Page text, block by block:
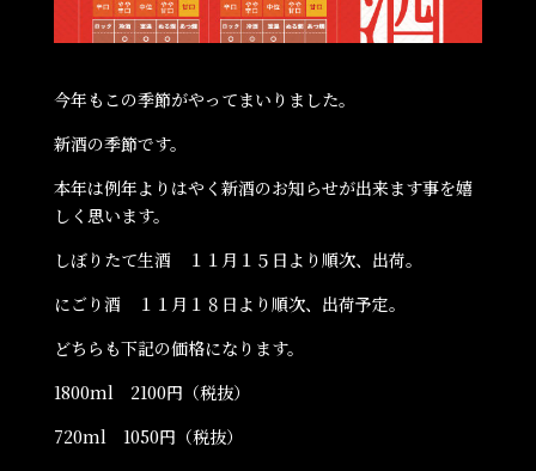
今年もこの季節がやってまいりました。
新酒の季節です。
本年は例年よりはやく新酒のお知らせが出来ます事を嬉
しく思います。
しぼりたて生酒 １１月１５日より順次、出荷。
にごり酒 １１月１８日より順次、出荷予定。
どちらも下記の価格になります。
1800ml 2100円（税抜）
720ml 1050円（税抜）